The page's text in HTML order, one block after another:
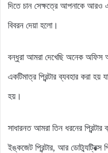
দিতে চান সেক্ষত্রে আপনাকে আরও
বিবরন দেয়া হলো।
বন্ধুরা আমরা দেখেছি অনেক
একটিমাত্র প্রিন্টার ব্যবহার করা
হয়।
সাধারনত আমরা তিন ধরনের প্রিন্টার
ইঙ্কজেট প্রিন্টার, আর